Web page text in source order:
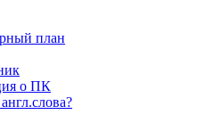
план
о ПК